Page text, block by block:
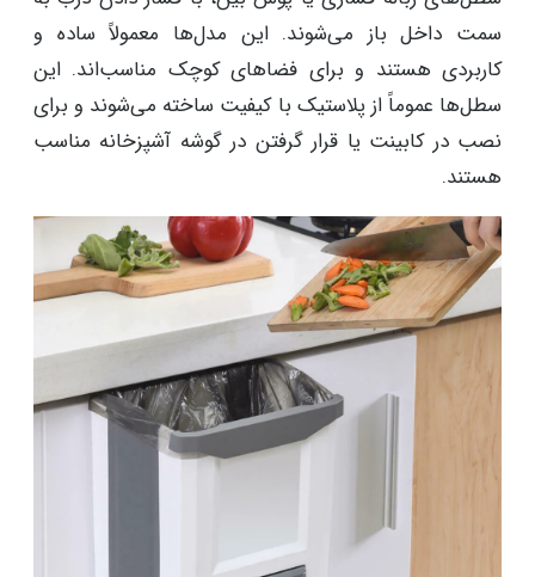
سمت داخل باز می‌شوند. این مدل‌ها معمولاً ساده و
کاربردی هستند و برای فضاهای کوچک مناسب‌اند. این
سطل‌ها عموماً از پلاستیک با کیفیت ساخته می‌شوند و برای
نصب در کابینت یا قرار گرفتن در گوشه آشپزخانه مناسب
هستند.